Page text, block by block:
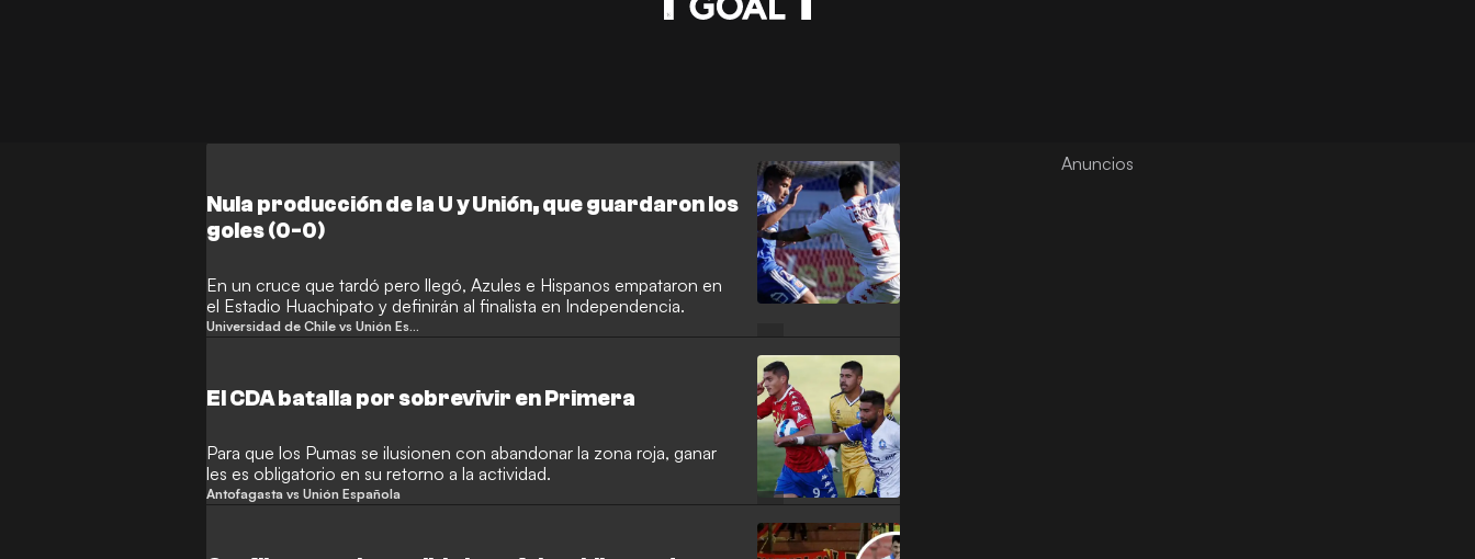
Nula producción de la U y Unión, que guardaron los
goles (0-0)
En un cruce que tardó pero llegó, Azules e Hispanos empataron en
el Estadio Huachipato y definirán al finalista en Independencia.
Universidad de Chile vs Unión Española
El CDA batalla por sobrevivir en Primera
Para que los Pumas se ilusionen con abandonar la zona roja, ganar
les es obligatorio en su retorno a la actividad.
Antofagasta vs Unión Española